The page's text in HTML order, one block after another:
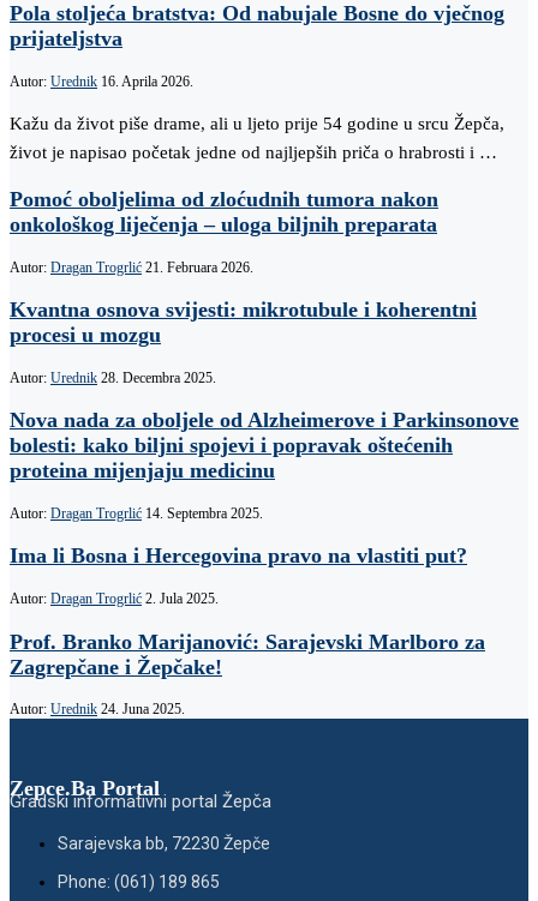
Pola stoljeća bratstva: Od nabujale Bosne do vječnog
prijateljstva
Autor: Urednik 16. Aprila 2026.
Kažu da život piše drame, ali u ljeto prije 54 godine u srcu Žepča,
život je napisao početak jedne od najljepših priča o hrabrosti i …
Pomoć oboljelima od zloćudnih tumora nakon
onkološkog liječenja – uloga biljnih preparata
Autor: Dragan Trogrlić 21. Februara 2026.
Kvantna osnova svijesti: mikrotubule i koherentni
procesi u mozgu
Autor: Urednik 28. Decembra 2025.
Nova nada za oboljele od Alzheimerove i Parkinsonove
bolesti: kako biljni spojevi i popravak oštećenih
proteina mijenjaju medicinu
Autor: Dragan Trogrlić 14. Septembra 2025.
Ima li Bosna i Hercegovina pravo na vlastiti put?
Autor: Dragan Trogrlić 2. Jula 2025.
Prof. Branko Marijanović: Sarajevski Marlboro za
Zagrepčane i Žepčake!
Autor: Urednik 24. Juna 2025.
Zepce.Ba Portal
Gradski informativni portal Žepča
Sarajevska bb, 72230 Žepče
Phone: (061) 189 865